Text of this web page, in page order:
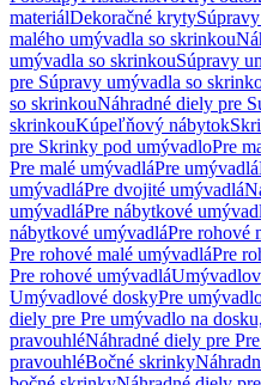
materiálDekoračné kryty
malého umývadla so skrinkou
umývadla so skrinkouSúpravy
pre Súpravy umývadla so
so skrinkouNáhradné diely pre
skrinkouKúpeľňový nábytok
pre Skrinky pod umývadloPre
Pre malé umývadláPre umývadlá
umývadláPre dvojité umývadlá
umývadláPre nábytkové
nábytkové umývadláPre rohové
Pre rohové malé umývadláPre
Pre rohové umývadlá
Umývadlové doskyPre
diely pre Pre umývadlo na
pravouhléNáhradné diely pre
pravouhléBočné skrinky